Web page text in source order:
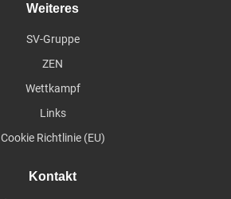
Weiteres
SV-Gruppe
ZEN
Wettkampf
Links
Cookie Richtlinie (EU)
Kontakt